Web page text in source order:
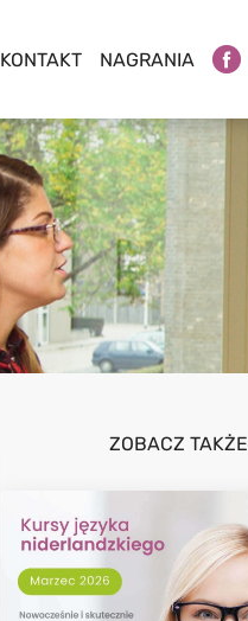
KONTAKT NAGRANIA
ZOBACZ TAKŻE